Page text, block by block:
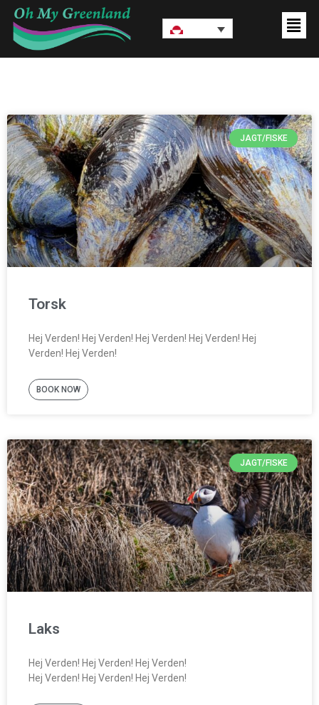
JAGT/FISKE
Torsk
Hej Verden! Hej Verden! Hej Verden! Hej Verden! Hej
Verden! Hej Verden!
BOOK NOW
JAGT/FISKE
Laks
Hej Verden! Hej Verden! Hej Verden!
Hej Verden! Hej Verden! Hej Verden!